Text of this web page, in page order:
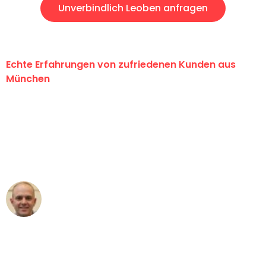
Unverbindlich Leoben anfragen
Echte Erfahrungen von zufriedenen Kunden aus
München